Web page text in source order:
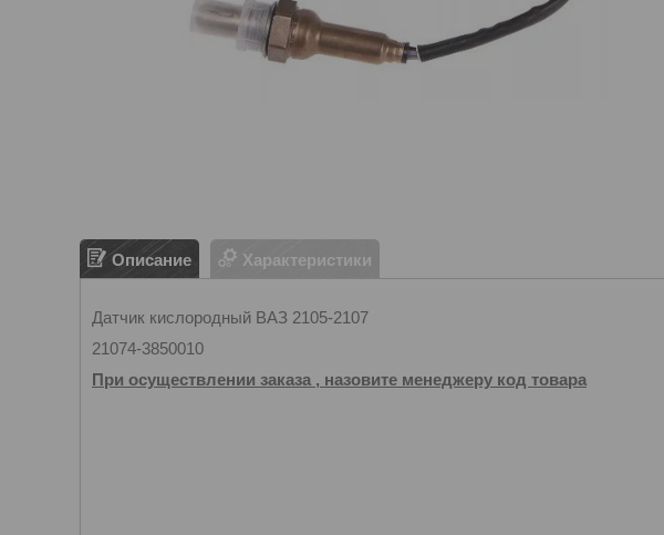
Описание Характеристики
Датчик кислородный ВАЗ 2105-2107
21074-3850010
При осуществлении заказа , назовите менеджеру код товара